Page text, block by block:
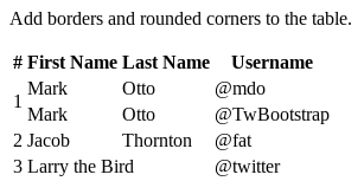
Add borders and rounded corners to the table.
# First Name Last Name
Username
1
Mark Otto
@mdo
Mark
Otto
@TwBootstrap
2 Jacob Thornton
@fat
3 Larry the Bird @twitter